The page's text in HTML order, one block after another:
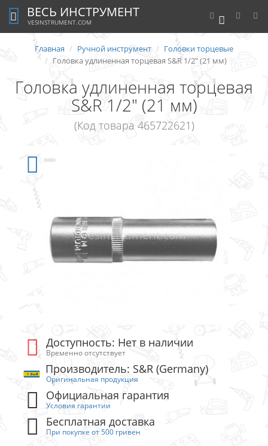
0
ВЕСЬ ИНСТРУМЕНТ
VESINSTRUMENT.COM
Главная Ручной инструмент
Головки торцевые
Головка удлиненная торцевая S&R 1/2" (21 мм)
Головка удлиненная торцевая
S&R 1/2" (21 мм)
(Код товара 465722621)
Доступность: Нет в наличии
Временно отсутствует
Производитель: S&R (Germany)
Оригинальная продукция
Официальная гарантия
Условия гарантии
Бесплатная доставка
При покупке от 500 гривен